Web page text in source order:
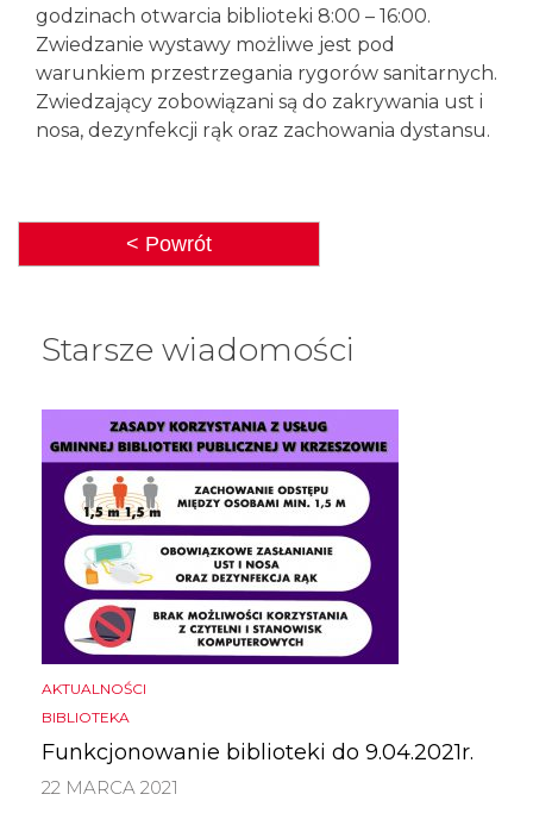
godzinach otwarcia biblioteki 8:00 – 16:00.
Zwiedzanie wystawy możliwe jest pod
warunkiem przestrzegania rygorów sanitarnych.
Zwiedzający zobowiązani są do zakrywania ust i
nosa, dezynfekcji rąk oraz zachowania dystansu.
< Powrót
Starsze wiadomości
AKTUALNOŚCI
BIBLIOTEKA
Funkcjonowanie biblioteki do 9.04.2021r.
22 MARCA 2021